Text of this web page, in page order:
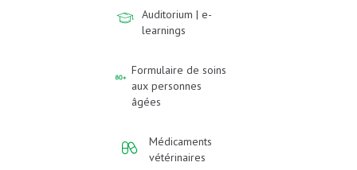
Auditorium | e-
learnings
Formulaire de soins
aux personnes
âgées
Médicaments
vétérinaires